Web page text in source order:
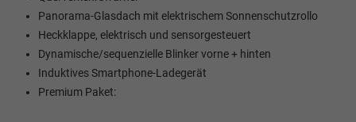
Panorama-Glasdach mit elektrischem Sonnenschutzrollo
Heckklappe, elektrisch und sensorgesteuert
Dynamische/sequenzielle Blinker vorne + hinten
Induktives Smartphone-Ladegerät
Premium Paket: